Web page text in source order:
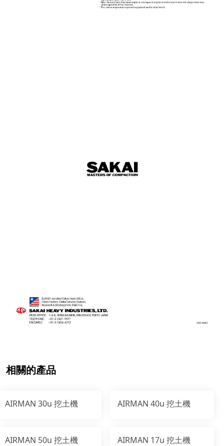
相關的產品
AIRMAN 30u 挖土機 AIRMAN 40u 挖土機
AIRMAN 50u 挖土機 AIRMAN 17u 挖土機